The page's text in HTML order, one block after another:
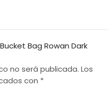
Bag Rowan Dark
no será publicada. Los
con *